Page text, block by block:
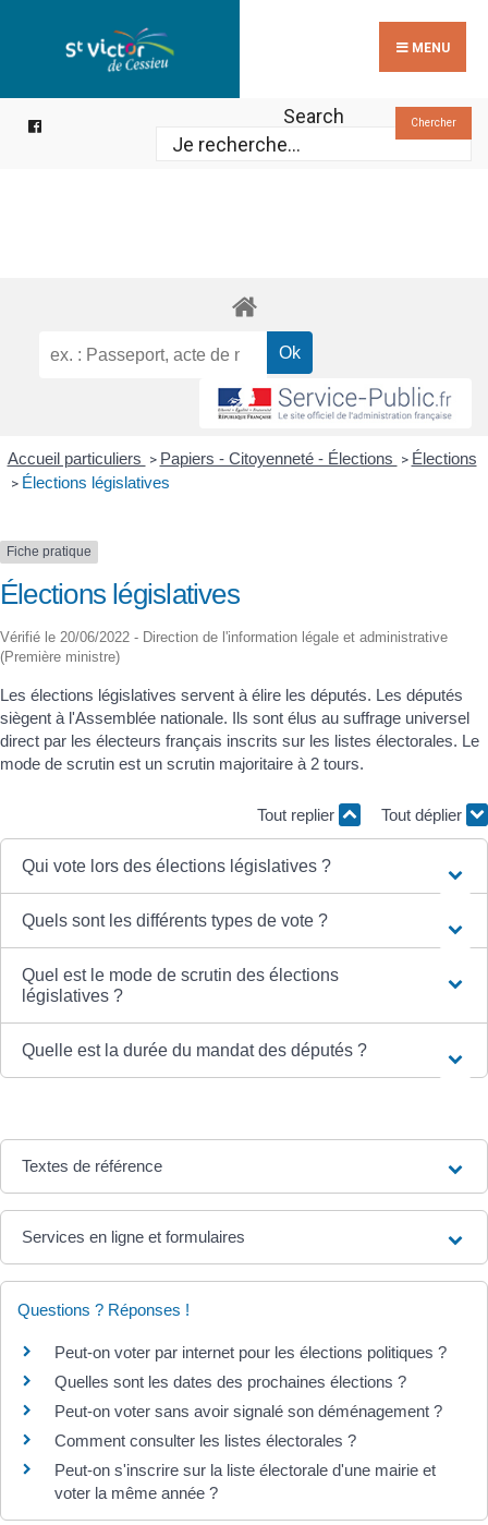
MENU
Search Chercher
Accueil particuliers > Papiers - Citoyenneté - Élections > Élections
> Élections législatives
Fiche pratique
Élections législatives
Vérifié le 20/06/2022 - Direction de l'information légale et administrative
(Première ministre)
Les élections législatives servent à élire les députés. Les députés
siègent à l'Assemblée nationale. Ils sont élus au suffrage universel
direct par les électeurs français inscrits sur les listes électorales. Le
mode de scrutin est un scrutin majoritaire à 2 tours.
Tout replier Tout déplier
Qui vote lors des élections législatives ?
Quels sont les différents types de vote ?
Quel est le mode de scrutin des élections
législatives ?
Quelle est la durée du mandat des députés ?
Textes de référence
Services en ligne et formulaires
Questions ? Réponses !
Peut-on voter par internet pour les élections politiques ?
Quelles sont les dates des prochaines élections ?
Peut-on voter sans avoir signalé son déménagement ?
Comment consulter les listes électorales ?
Peut-on s'inscrire sur la liste électorale d'une mairie et
voter la même année ?
for: